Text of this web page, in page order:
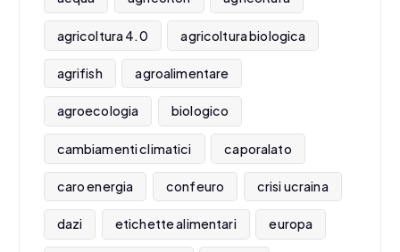
agricoltura 4.0 agricoltura biologica
agrifish agroalimentare
agroecologia biologico
cambiamenti climatici caporalato
caro energia confeuro crisi ucraina
dazi etichette alimentari europa